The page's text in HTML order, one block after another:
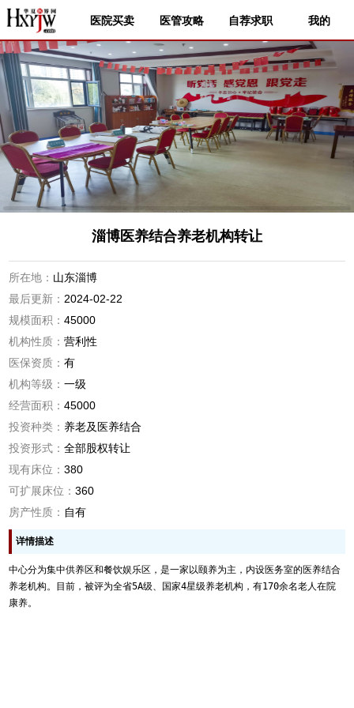
医院买卖 医管攻略 自荐求职 我的
淄博医养结合养老机构转让
所在地： 山东淄博
最后更新： 2024-02-22
规模面积：45000
机构性质：营利性
医保资质：有
机构等级：一级
经营面积：45000
投资种类： 养老及医养结合
投资形式：全部股权转让
现有床位：380
可扩展床位：360
房产性质： 自有
详情描述
中心分为集中供养区和餐饮娱乐区，是一家以颐养为主，内设医务室的医养结合
养老机构。目前，被评为全省5A级、国家4星级养老机构，有170余名老人在院
康养。